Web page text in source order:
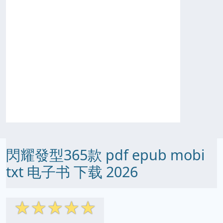
閃耀發型365款 pdf epub mobi
txt 电子书 下载 2026
☆☆☆☆☆